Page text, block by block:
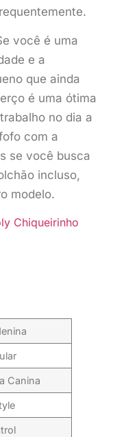
você é uma
e a
que ainda
é uma ótima
no dia a
com a
se você busca
incluso,
modelo.
Chiqueirinho
Canina